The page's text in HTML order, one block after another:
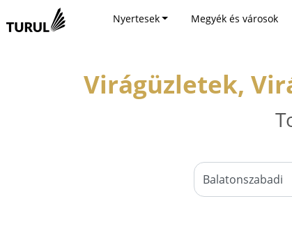
Nyertesek Megyék és városok
Virágüzletek,